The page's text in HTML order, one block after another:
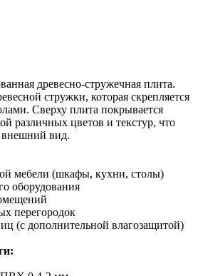
древесно-стружечная плита.
стружки, которая скрепляется
Сверху плита покрывается
различных цветов и текстур, что
внешний вид.
мебели (шкафы, кухни, столы)
оборудования
перегородок
(с дополнительной влагозащитой)